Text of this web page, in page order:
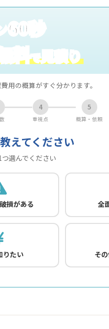
60秒
料で見積り
用の概算がすぐ分かります。
4
重視点
5
概算・依頼
えてください
選んでください
損がある 全
りたい そ